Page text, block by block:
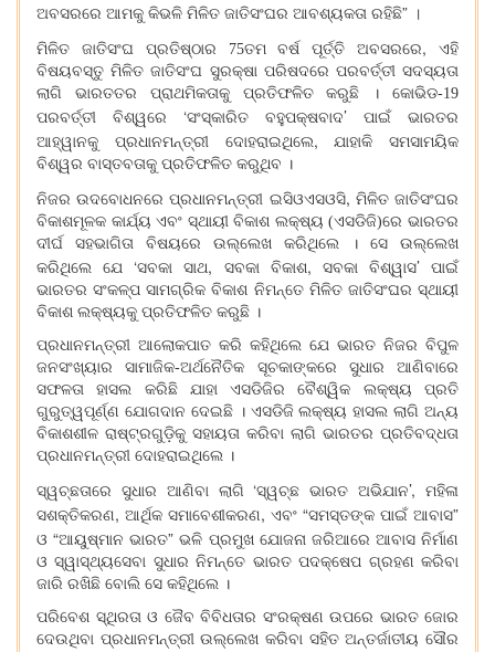
ଅବସରରେ ଆମକୁ କିଭଳି ମିଳିତ ଜାତିସଂଘର ଆବଶ୍ୟକତା ରହିଛି” ।
ମିଳିତ ଜାତିସଂଘ ପ୍ରତିଷ୍ଠାର 75ତମ ବର୍ଷ ପୂର୍ତ୍ତି ଅବସରରେ,ଏହି
ବିଷୟବସ୍ତୁ ମିଳିତ ଜାତିସଂଘ ସୁରକ୍ଷା ପରିଷଦରେ ପରବର୍ତ୍ତୀ ସଦସ୍ୟତା
ଲାଗି ଭାରତତର ପ୍ରାଥମିକତାକୁ ପ୍ରତିଫଳିତ କରୁଛି । କୋଭିଡ-19
ପରବର୍ତ୍ତୀ ବିଶ୍ୱରେ ‘ସଂସ୍କାରିତ ବହୁପକ୍ଷବାଦ’
ପାଇଁ ଭାରତର
ଆହ୍ୱାନକୁ ପ୍ରଧାନମନ୍ତ୍ରୀ ଦୋହରାଇଥିଲେ,ଯାହାକି ସମସାମୟିକ
ବିଶ୍ୱର ବାସ୍ତବତାକୁ ପ୍ରତିଫଳିତ କରୁଥିବ ।
ନିଜର ଉଦବୋଧନରେ ପ୍ରଧାନମନ୍ତ୍ରୀ ଇସିଓଏସଓସି, ମିଳିତ ଜାତିସଂଘର
ବିକାଶମୂଳକ କାର୍ଯ୍ୟ ଏବଂ ସ୍ଥାୟୀ ବିକାଶ ଲକ୍ଷ୍ୟ (ଏସଡିଜି)ରେ ଭାରତର
ଦୀର୍ଘ ସହଭାଗିତା ବିଷୟରେ ଉଲ୍ଲେଖ କରିଥିଲେ । ସେ ଉଲ୍ଲେଖ
କରିଥିଲେ ଯେ ‘ସବକା ସାଥ, ସବକା ବିକାଶ, ସବକା ବିଶ୍ୱାସ’
ପାଇଁ
ଭାରତର ସଂକଳ୍ପ ସାମଗ୍ରିକ ବିକାଶ ନିମନ୍ତେ ମିଳିତ ଜାତିସଂଘର ସ୍ଥାୟୀ
ବିକାଶ ଲକ୍ଷ୍ୟକୁ ପ୍ରତିଫଳିତ କରୁଛି ।
ପ୍ରଧାନମନ୍ତ୍ରୀ ଆଲୋକପାତ କରି କହିଥିଲେ ଯେ ଭାରତ ନିଜର ବିପୁଳ
ଜନସଂଖ୍ୟାର ସାମାଜିକ-ଅର୍ଥନୈତିକ ସୂଚକାଙ୍କରେ ସୁଧାର ଆଣିବାରେ
ସଫଳତା ହାସଲ କରିଛି ଯାହା ଏସଡିଜିର ବୈଶ୍ୱିକ ଲକ୍ଷ୍ୟ ପ୍ରତି
ଗୁରୁତ୍ୱପୂର୍ଣ୍ଣ ଯୋଗଦାନ ଦେଇଛି । ଏସଡିଜି ଲକ୍ଷ୍ୟ ହାସଲ ଲାଗି ଅନ୍ୟ
ବିକାଶଶୀଳ ରାଷ୍ଟ୍ରଗୁଡ଼ିକୁ ସହାୟତା କରିବା ଲାଗି ଭାରତର ପ୍ରତିବଦ୍ଧତା
ପ୍ରଧାନମନ୍ତ୍ରୀ ଦୋହରାଇଥିଲେ ।
ସ୍ୱଚ୍ଛତାରେ ସୁଧାର ଆଣିବା ଲାଗି ‘ସ୍ୱଚ୍ଛ ଭାରତ ଅଭିଯାନ’,ମହିଳା
ସଶକ୍ତିକରଣ, ଆର୍ଥିକ ସମାବେଶୀକରଣ, ଏବଂ “ସମସ୍ତଙ୍କ ପାଇଁ ଆବାସ”
ଓ“ଆୟୁଷ୍ମାନ ଭାରତ”ଭଳି ପ୍ରମୁଖ ଯୋଜନା ଜରିଆରେ ଆବାସ ନିର୍ମାଣ
ଓ ସ୍ୱାସ୍ଥ୍ୟସେବା ସୁଧାର ନିମନ୍ତେ ଭାରତ ପଦକ୍ଷେପ ଗ୍ରହଣ କରିବା
ଜାରି ରଖିଛି ବୋଲି ସେ କହିଥିଲେ ।
ପରିବେଶ ସ୍ଥିରତା ଓ ଜୈବ ବିବିଧତାର ସଂରକ୍ଷଣ ଉପରେ ଭାରତ ଜୋର
ଦେଉଥିବା ପ୍ରଧାନମନ୍ତ୍ରୀ ଉଲ୍ଲେଖ କରିବା ସହିତ ଅନ୍ତର୍ଜାତୀୟ ସୌର